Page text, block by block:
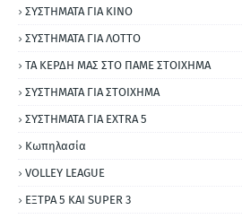
ΣΥΣΤΗΜΑΤΑ ΓΙΑ ΚΙΝΟ
ΣΥΣΤΗΜΑΤΑ ΓΙΑ ΛΟΤΤΟ
ΤΑ ΚΕΡΔΗ ΜΑΣ ΣΤΟ ΠΑΜΕ ΣΤΟΙΧΗΜΑ
ΣΥΣΤΗΜΑΤΑ ΓΙΑ ΣΤΟΙΧΗΜΑ
ΣΥΣΤΗΜΑΤΑ ΓΙΑ ΕΧΤRΑ 5
Κωπηλασία
VOLLEY LEAGUE
ΕΞΤΡΑ 5 ΚΑΙ SUPER 3